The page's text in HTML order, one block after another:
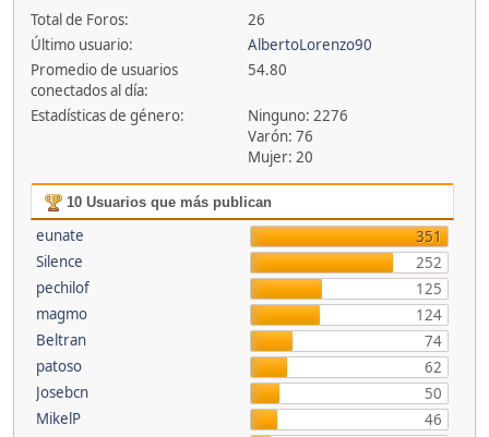
Total de Foros:
26
Último usuario:
AlbertoLorenzo90
Promedio de usuarios
conectados al día:
54.80
Estadísticas de género:
Ninguno: 2276
Varón: 76
Mujer: 20
10 Usuarios que más publican
eunate
351
Silence
252
pechilof
125
magmo
124
Beltran
74
patoso
62
Josebcn
50
MikelP
46